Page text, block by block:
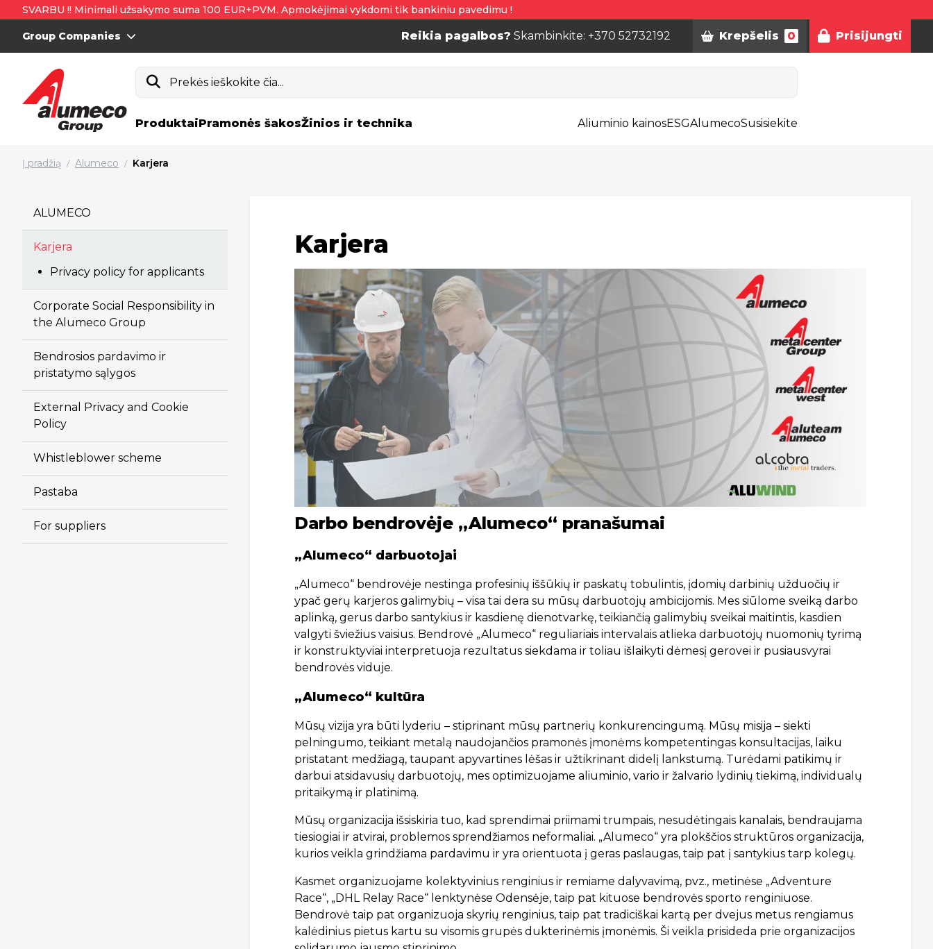
SVARBU !! Minimali užsakymo suma 100 EUR+PVM. Apmokėjimai vykdomi tik bankiniu pavedimu !
Group Companies Reikia pagalbos? Skambinkite: +370 52732192 Krepšelis 0 Prisijungti
Prekės ieškokite čia...
ProduktaiPramonės šakosŽinios ir technika Aliuminio kainosESGAlumecoSusisiekite
Į pradžią / Alumeco / Karjera
ALUMECO
Karjera
Privacy policy for applicants
Corporate Social Responsibility in
the Alumeco Group
Bendrosios pardavimo ir
pristatymo sąlygos
External Privacy and Cookie
Policy
Whistleblower scheme
Pastaba
For suppliers
Karjera
Darbo bendrovėje „Alumeco“ pranašumai
„Alumeco“ darbuotojai
„Alumeco“ bendrovėje nestinga profesinių iššūkių ir paskatų tobulintis, įdomių darbinių užduočių ir
ypač gerų karjeros galimybių – visa tai dera su mūsų darbuotojų ambicijomis. Mes siūlome sveiką darbo
aplinką, gerus darbo santykius ir kasdienę dienotvarkę, teikiančią galimybių sveikai maitintis, kasdien
valgyti šviežius vaisius. Bendrovė „Alumeco“ reguliariais intervalais atlieka darbuotojų nuomonių tyrimą
ir konstruktyviai interpretuoja rezultatus siekdama ir toliau išlaikyti dėmesį gerovei ir pusiausvyrai
bendrovės viduje.
„Alumeco“ kultūra
Mūsų vizija yra būti lyderiu – stiprinant mūsų partnerių konkurencingumą. Mūsų misija – siekti
pelningumo, teikiant metalą naudojančios pramonės įmonėms kompetentingas konsultacijas, laiku
pristatant medžiagą, taupant apyvartines lėšas ir užtikrinant didelį lankstumą. Turėdami patikimų ir
darbui atsidavusių darbuotojų, mes optimizuojame aliuminio, vario ir žalvario lydinių tiekimą, individualų
pritaikymą ir platinimą.
Mūsų organizacija išsiskiria tuo, kad sprendimai priimami trumpais, nesudėtingais kanalais, bendraujama
tiesiogiai ir atvirai, problemos sprendžiamos neformaliai. „Alumeco“ yra plokščios struktūros organizacija,
kurios veikla grindžiama pardavimu ir yra orientuota į geras paslaugas, taip pat į santykius tarp kolegų.
Kasmet organizuojame kolektyvinius renginius ir remiame dalyvavimą, pvz., metinėse „Adventure
Race“, „DHL Relay Race“ lenktynėse Odensėje, taip pat kituose bendrovės sporto renginiuose.
Bendrovė taip pat organizuoja skyrių renginius, taip pat tradiciškai kartą per dvejus metus rengiamus
kalėdinius pietus kartu su visomis grupės dukterinėmis įmonėmis. Ši veikla prisideda prie organizacijos